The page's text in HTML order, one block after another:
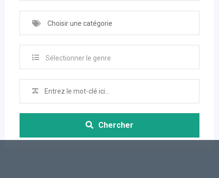
Choisir une catégorie
Sélectionner le genre
Chercher